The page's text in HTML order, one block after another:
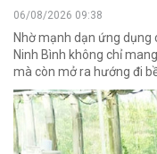
06/08/2026 09:38
Nhờ mạnh dạn ứng dụng
Ninh Bình không chỉ
mà còn mở ra hướng đi